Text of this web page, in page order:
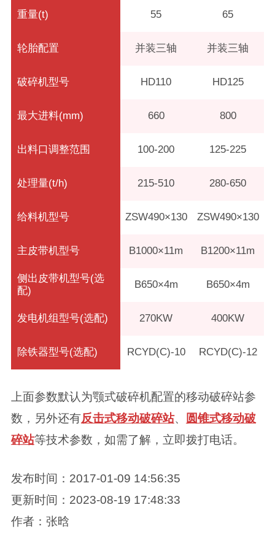
重量(t) 55 65
轮胎配置 并装三轴 并装三轴
破碎机型号 HD110 HD125
最大进料(mm) 660 800
出料口调整范围 100-200 125-225
处理量(t/h) 215-510 280-650
给料机型号 ZSW490×130 ZSW490×130
主皮带机型号 B1000×11m B1200×11m
侧出皮带机型号(选
配)
B650×4m B650×4m
发电机组型号(选配) 270KW 400KW
除铁器型号(选配) RCYD(C)-10 RCYD(C)-12
上面参数默认为颚式破碎机配置的移动破碎站参
数，另外还有反击式移动破碎站、
圆锥式移动破
碎站等技术参数，如需了解，立即拨打电话。
发布时间：2017-01-09 14:56:35
更新时间：2023-08-19 17:48:33
作者：张晗